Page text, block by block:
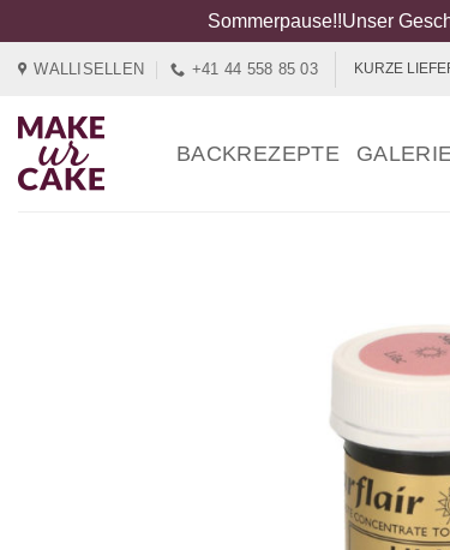
Sommerpause!!Unser
springen
WALLISELLEN +41 44 558 85 03 KURZE
BACKREZEPTE